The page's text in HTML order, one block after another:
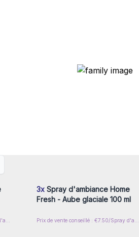
3xSpray d'ambiance Home
Fresh - Aube glaciale 100 ml